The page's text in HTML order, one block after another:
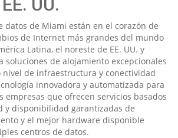
UU.
datos de Miami están en el corazón de
de Internet más grandes del mundo
Latina, el noreste de EE. UU. y
soluciones de alojamiento excepcionales
de infraestructura y conectividad
innovadora y automatizada para
empresas que ofrecen servicios basados
y disponibilidad garantizadas de
y el mejor hardware disponible
centros de datos.